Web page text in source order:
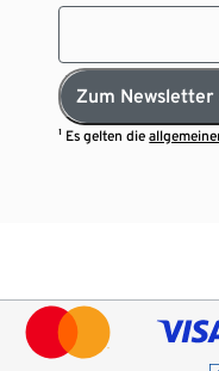
Zum Newsletter
¹ Es gelten die